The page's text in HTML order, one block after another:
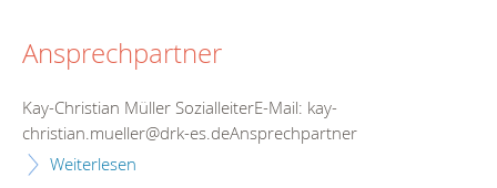
Ansprechpartner
Kay-Christian Müller SozialleiterE-Mail: kay-
christian.mueller@drk-es.deAnsprechpartner
Weiterlesen